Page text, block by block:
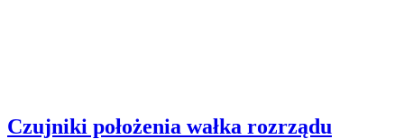
Czujniki położenia wałka rozrządu